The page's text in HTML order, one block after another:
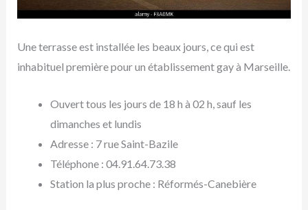
Une terrasse est installée les beaux jours, ce qui est
inhabituel première pour un établissement gay à Marseille.
Ouvert tous les jours de 18 h à 02 h, sauf les
dimanches et lundis
Adresse : 7 rue Saint-Bazile
Téléphone : 04.91.64.73.38
Station la plus proche : Réformés-Canebière